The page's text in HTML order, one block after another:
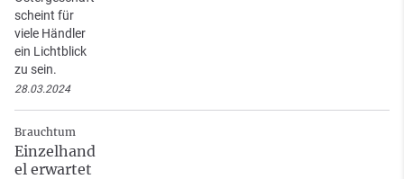
scheint für
viele Händler
ein Lichtblick
zu sein.
28.03.2024
Brauchtum
Einzelhand
el erwartet